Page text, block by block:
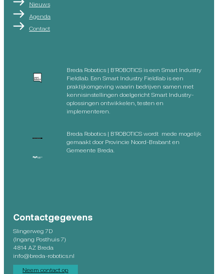
Nieuws
Agenda
Contact
Breda Robotics | B’ROBOTICS is een Smart Industry
Fieldlab. Een Smart Industry Fieldlab is een
praktijkomgeving waarin bedrijven samen met
kennisinstellingen doelgericht Smart Industry-
oplossingen ontwikkelen, testen en
implementeren.
Breda Robotics | B’ROBOTICS wordt mede mogelijk
gemaakt door Provincie Noord-Brabant en
Gemeente Breda.
Contactgegevens
Slingerweg 7D
(Ingang Posthuis 7)
4814 AZ Breda
info@breda-robotics.nl
Neem contact op